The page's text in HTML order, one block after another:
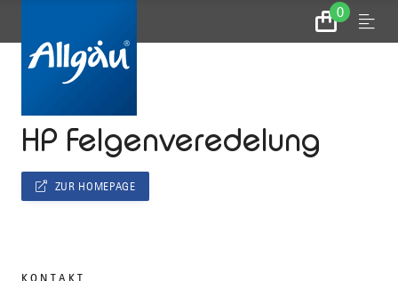
0
Zum
Warenkorb
Menu
HP Felgenveredelung
ZUR HOMEPAGE
KONTAKT